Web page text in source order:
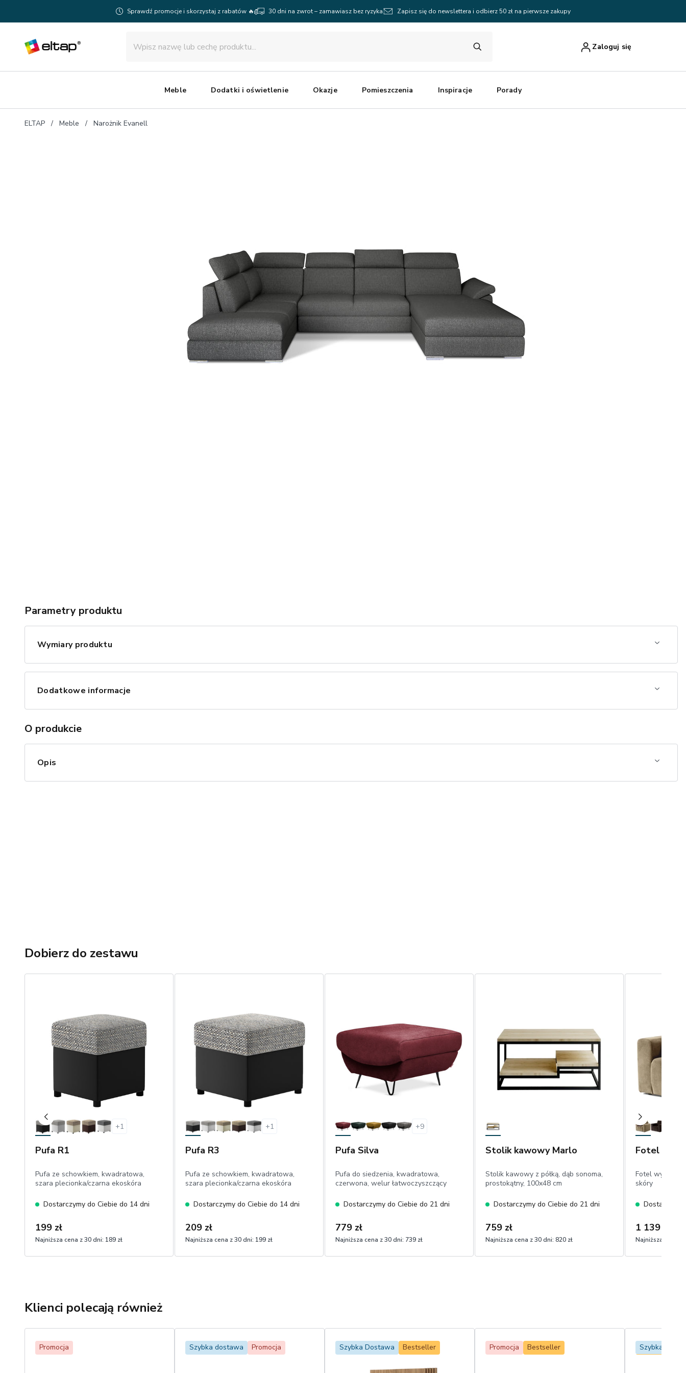
Sprawdź promocje i skorzystaj z rabatów 🔥 30 dni na zwrot – zamawiasz bez ryzyka Zapisz się do newslettera i odbierz 50 zł na pierwsze zakupy
Zaloguj się
Meble Dodatki i oświetlenie Okazje Pomieszczenia Inspiracje Porady
ELTAP Meble Narożnik Evanell
Parametry produktu
Wymiary produktu
Dodatkowe informacje
O produkcie
Opis
Dobierz do zestawu
+1
Pufa R1
Pufa ze schowkiem, kwadratowa,
szara plecionka/czarna ekoskóra
Dostarczymy do Ciebie do 14 dni
199 zł
Najniższa cena z 30 dni: 189 zł
+1
Pufa R3
Pufa ze schowkiem, kwadratowa,
szara plecionka/czarna ekoskóra
Dostarczymy do Ciebie do 14 dni
209 zł
Najniższa cena z 30 dni: 199 zł
+9
Pufa Silva
Pufa do siedzenia, kwadratowa,
czerwona, welur łatwoczyszczący
Dostarczymy do Ciebie do 21 dni
779 zł
Najniższa cena z 30 dni: 739 zł
Stolik kawowy Marlo
Stolik kawowy z półką, dąb sonoma,
prostokątny, 100x48 cm
Dostarczymy do Ciebie do 21 dni
759 zł
Najniższa cena z 30 dni: 820 zł
Fotel
Fotel
skóry
1 139 zł
Najniższa cena z
Klienci polecają również
Promocja Szybka dostawa Promocja Szybka Dostawa Bestseller Promocja Bestseller
Szybka